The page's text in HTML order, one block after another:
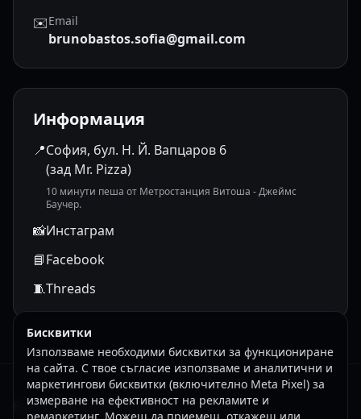
✉️Email
brunobastos.sofia@gmail.com
Информация
📍София, бул. Н. Й. Вапцаров 6
(зад Mr. Pizza)
10 минути пеша от Метростанция Витоша - Джеймс
Баучер.
📸Инстаграм
📘Facebook
🧵Threads
Bruno Bastos BJJ Sofia
Бисквитки
Използваме необходими бисквитки за функциониране
на сайта. С твое съгласие използваме и аналитични и
маркетингови бисквитки (включително Meta Pixel) за
измерване на ефективност на рекламите и